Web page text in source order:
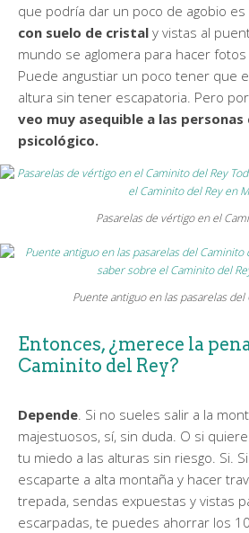
que podría dar un poco de agobio
con suelo de cristal y vistas al
mundo se aglomera para hacer
Puede angustiar un poco tener que
altura sin tener escapatoria. Pero
veo muy asequible a las
psicológico.
Pasarelas de vértigo en el
Puente antiguo en las pasarelas del
Entonces, ¿merece la
Caminito del Rey?
Depende. Si no sueles salir a la
majestuosos, sí, sin duda. O si
tu miedo a las alturas sin riesgo. Si.
escaparte a alta montaña y hacer
trepada, sendas expuestas y vistas
escarpadas, te puedes ahorrar los